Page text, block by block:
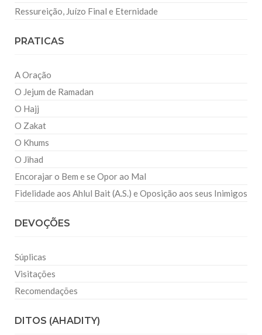
Ressureição, Juízo Final e Eternidade
PRATICAS
A Oração
O Jejum de Ramadan
O Hajj
O Zakat
O Khums
O Jihad
Encorajar o Bem e se Opor ao Mal
Fidelidade aos Ahlul Bait (A.S.) e Oposição aos seus Inimigos
DEVOÇÕES
Súplicas
Visitações
Recomendações
DITOS (AHADITY)